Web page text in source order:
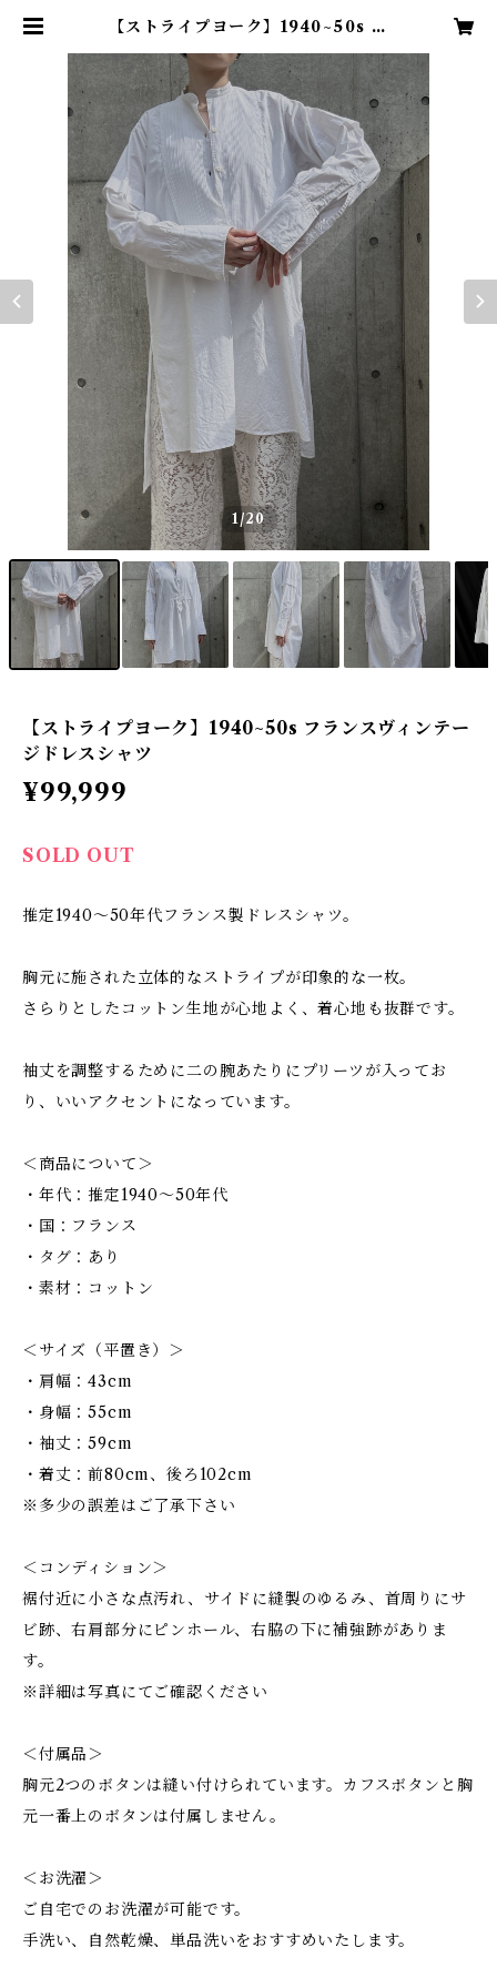
【ストライプヨーク】1940~50s フ
TENN vintage
1/20
【ストライプヨーク】1940~50s フランスヴィンテー
ジドレスシャツ
¥99,999
SOLD OUT
推定1940〜50年代フランス製ドレスシャツ。
胸元に施された立体的なストライプが印象的な一枚。
さらりとしたコットン生地が心地よく、着心地も抜群です。
袖丈を調整するために二の腕あたりにプリーツが入ってお
り、いいアクセントになっています。
＜商品について＞
・年代：推定1940〜50年代
・国：フランス
・タグ：あり
・素材：コットン
＜サイズ（平置き）＞
・肩幅：43cm
・身幅：55cm
・袖丈：59cm
・着丈：前80cm、後ろ102cm
※多少の誤差はご了承下さい
＜コンディション＞
裾付近に小さな点汚れ、サイドに縫製のゆるみ、首周りにサ
ビ跡、右肩部分にピンホール、右脇の下に補強跡がありま
す。
※詳細は写真にてご確認ください
＜付属品＞
胸元2つのボタンは縫い付けられています。カフスボタンと胸
元一番上のボタンは付属しません。
＜お洗濯＞
ご自宅でのお洗濯が可能です。
手洗い、自然乾燥、単品洗いをおすすめいたします。